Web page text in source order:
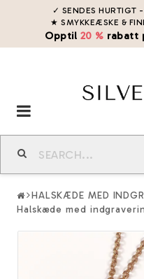
✓ SENDES HURTIGT
★ SMYKKEÆSKE &
Opptil 20 % rabatt
Toggle
navigation
HALSKÆDE MED
Halskæde med